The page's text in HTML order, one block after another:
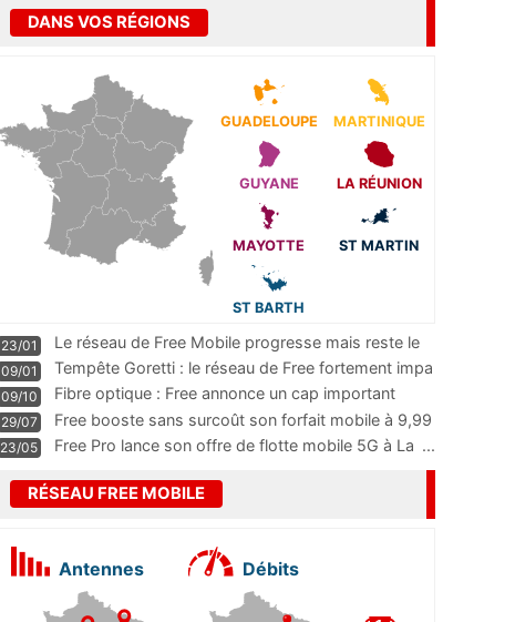
DANS VOS RÉGIONS
GUADELOUPE MARTINIQUE
GUYANE LA RÉUNION
MAYOTTE ST MARTIN
ST BARTH
23/01
Le réseau de Free Mobile progresse mais reste le
m
...
09/01
Tempête Goretti : le réseau de Free fortement impa
09/10
Fibre optique : Free annonce un cap important
pass
...
29/07
Free booste sans surcoût son forfait mobile à 9,99
23/05 Free Pro lance son offre de flotte mobile 5G à La ...
RÉSEAU FREE MOBILE
Antennes Débits